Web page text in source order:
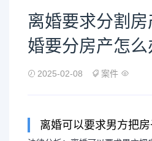
离婚要求分割
婚要分房产怎么
2025-02-08 案件
离婚可以要求男方把